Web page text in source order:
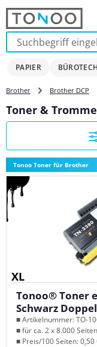
Zum Hauptinhalt
PAPIER
Brother Brother DCP
Toner &
Tonoo Toner für Brother
XL
Tonoo® Toner
Schwarz
■ Artikelnummer: TO-
■ für ca. 2 x 8.000
■ Preis/100 Seiten: 0,50